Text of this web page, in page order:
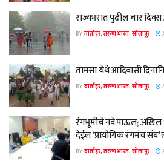
राज्यभरात पुढील चार दिवस
BYवार्ताहर, तरुण भारत, सोलापूर
तामसा येथे आदिवासी
BYवार्ताहर, तरुण भारत, सोलापूर
रंगभूमीचे नवे पाऊल; अखिल
देईल ‘प्रायोगिक रंगमंच संघ’
BYवार्ताहर, तरुण भारत, सोलापूर